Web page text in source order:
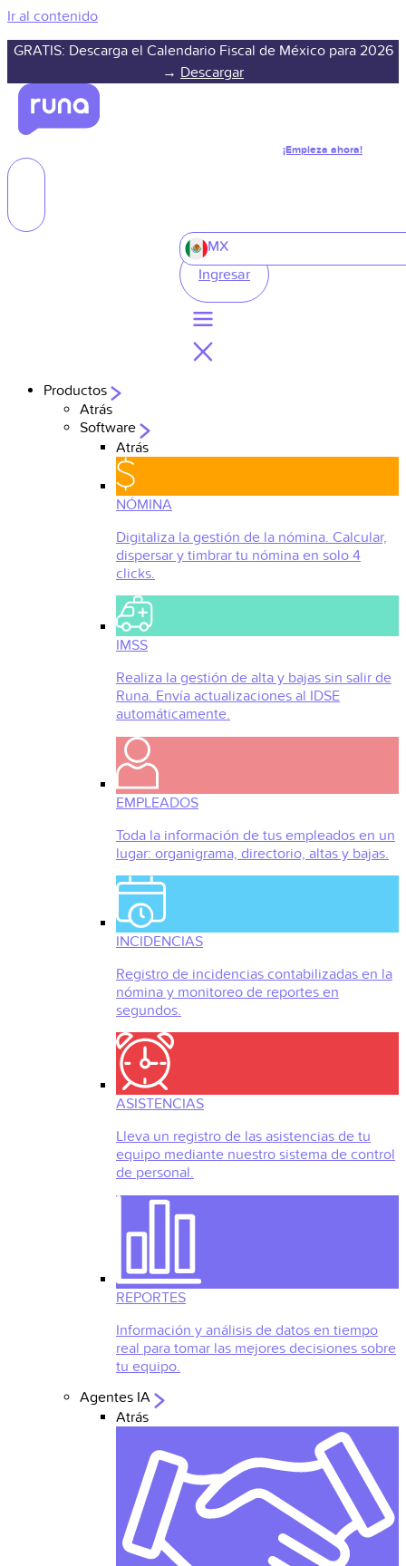
Ir al contenido
GRATIS: Descarga el Calendario Fiscal de México para 2026
→ Descargar
¡Empieza ahora!
MX
Ingresar
Productos
Atrás
Software
Atrás
NÓMINA
Digitaliza la gestión de la nómina. Calcular,
dispersar y timbrar tu nómina en solo 4
clicks.
IMSS
Realiza la gestión de alta y bajas sin salir de
Runa. Envía actualizaciones al IDSE
automáticamente.
EMPLEADOS
Toda la información de tus empleados en un
lugar: organigrama, directorio, altas y bajas.
INCIDENCIAS
Registro de incidencias contabilizadas en la
nómina y monitoreo de reportes en
segundos.
ASISTENCIAS
Lleva un registro de las asistencias de tu
equipo mediante nuestro sistema de control
de personal.
REPORTES
Información y análisis de datos en tiempo
real para tomar las mejores decisiones sobre
tu equipo.
Agentes IA
Atrás